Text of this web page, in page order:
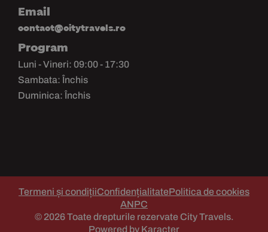
Email
contact@citytravels.ro
Program
Luni - Vineri: 09:00 - 17:30
Sambata: Închis
Duminica: Închis
© 2026 Toate drepturile rezervate City Travels.
Powered by Karacter
Termeni și condițiiConfidențialitatePolitica de cookies
ANPC